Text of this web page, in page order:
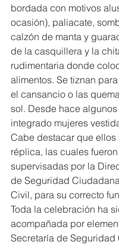
bordada con motivos
ocasión), paliacate,
calzón de manta y
de la casquillera y la
rudimentaria donde
alimentos. Se tiznan
el cansancio o las
sol. Desde hace algunos
integrado mujeres
Cabe destacar que ellos
réplica, las cuales fueron
supervisadas por la
de Seguridad
Civil, para su correcto
Toda la celebración ha
acompañada por
Secretaría de Seguridad